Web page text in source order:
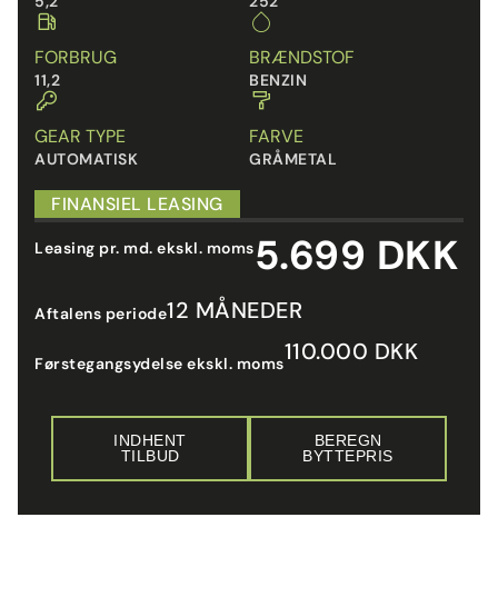
FORBRUG
11,2
BRÆNDSTOF
BENZIN
GEAR TYPE
AUTOMATISK
FARVE
GRÅMETAL
FINANSIEL LEASING
Leasing pr. md. ekskl. moms5.699 DKK
Aftalens periode12 MÅNEDER
Førstegangsydelse ekskl. moms110.000 DKK
INDHENT
TILBUD
BEREGN
BYTTEPRIS